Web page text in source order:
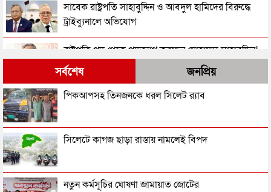
সাবেক রাষ্ট্রপতি সাহাবুদ্দিন ও আবদুল হামিদের বিরুদ্ধে
ট্রাইব্যুনালে অভিযোগ
রাষ্ট্রপতি পদ থেকে পদত্যাগ করছেন মোহাম্মদ সাহাবুদ্দিন!
তরুণীর সাথে ভিডিও: গাজী নজরুলকে এমপি পদ ছাড়তে
একনেকে ১৪ হাজার ৪১ কোটি টাকার ৮ প্রকল্প অনুমোদন
ভিডিওর তরুণীকে এবার নিজের ‘দ্বিতীয় স্ত্রী’ দাবি করছেন
সর্বশেষ জনপ্রিয়
পিকআপসহ তিনজনকে ধরল সিলেট র‌্যাব
সিলেটে কাগজ ছাড়া রাস্তায় নামলেই বিপদ
নতুন কর্মসূচির ঘোষণা জামায়াত জোটের